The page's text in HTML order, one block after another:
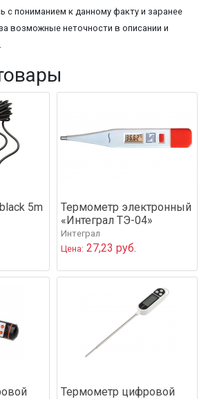
с пониманием к данному факту и заранее
возможные неточности в описании и
5m
Термометр электронный
«Интеграл ТЭ-04»
Интеграл
Цена: 27,23 руб.
Термометр цифровой